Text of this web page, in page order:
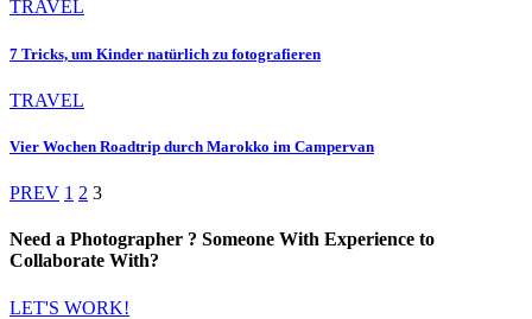
TRAVEL
7 Tricks, um Kinder natürlich zu fotografieren
TRAVEL
Vier Wochen Roadtrip durch Marokko im Campervan
PREV 1 2 3
Need a Photographer ? Someone With Experience to
Collaborate With?
LET'S WORK!